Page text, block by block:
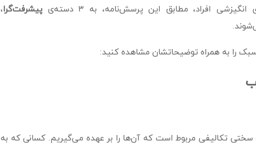
افراد، مطابق این پرسش‌نامه، به ۳ دسته‌ی
پیشرفت‌گرا،
تکالیفی مربوط است که آن‌ها را بر عهده می‌گیریم. کسانی که به